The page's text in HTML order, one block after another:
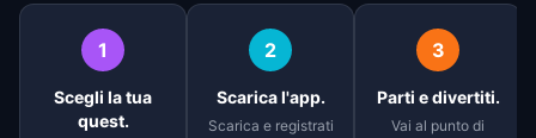
1
Scegli la tua
quest.
2
Scarica l'app.
Scarica e registrati
3
Parti e divertiti.
Vai al punto di